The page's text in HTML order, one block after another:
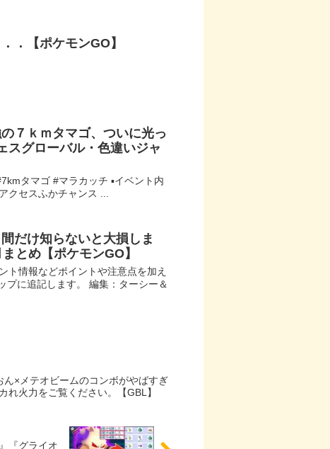
．【ポケモンGO】
７ｋｍタマゴ、ついに光っ
スグローバル・色違いジャ
タマゴ #マラカッチ ▪️イベント内
クセスふかチャンス ...
だけ知らないと大損しま
とめ【ポケモンGO】
ト情報などポイントや注意点を加え
に追記します。 編集：ターシー＆
ん×メテオビームのコンボがやばすぎ
火力をご覧ください。【GBL】
『グライオ